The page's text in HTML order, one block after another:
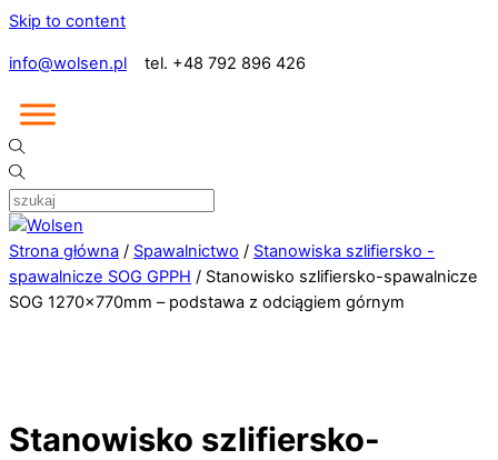
Skip to content
info@wolsen.pl tel. +48 792 896 426
Strona główna / Spawalnictwo / Stanowiska szlifiersko -
spawalnicze SOG GPPH / Stanowisko szlifiersko-spawalnicze
SOG 1270x770mm – podstawa z odciągiem górnym
Stanowisko szlifiersko-